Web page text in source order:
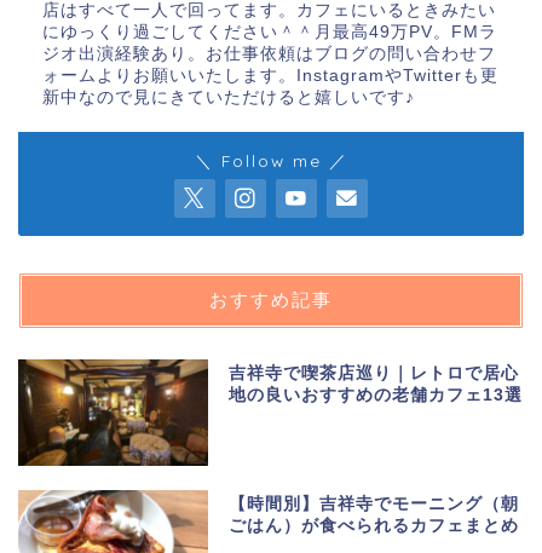
店はすべて一人で回ってます。カフェにいるときみたい
にゆっくり過ごしてください＾＾月最高49万PV。FMラ
ジオ出演経験あり。お仕事依頼はブログの問い合わせフ
ォームよりお願いいたします。InstagramやTwitterも更
新中なので見にきていただけると嬉しいです♪
＼ Follow me ／
おすすめ記事
吉祥寺で喫茶店巡り｜レトロで居心
地の良いおすすめの老舗カフェ13選
【時間別】吉祥寺でモーニング（朝
ごはん）が食べられるカフェまとめ